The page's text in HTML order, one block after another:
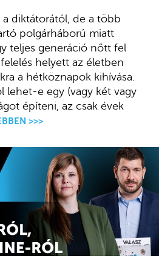
a diktátorától, de a több
polgárháború miatt
teljes generáció nőtt fel
helyett az életben
a hétköznapok kihívása.
lehet-e egy (vagy két vagy
építeni, az csak évek
>>>